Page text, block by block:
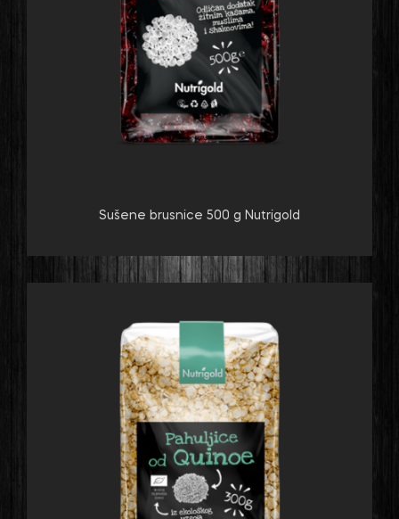
Sušene brusnice 500 g Nutrigold